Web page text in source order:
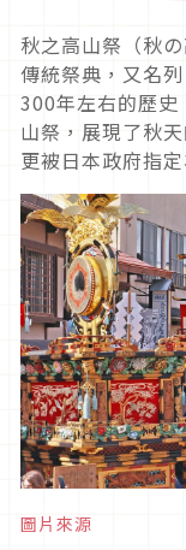
秋之高山祭（秋
傳統祭典，又名
300年左右的歷史
山祭，展現了秋
更被日本政府指
圖片來源